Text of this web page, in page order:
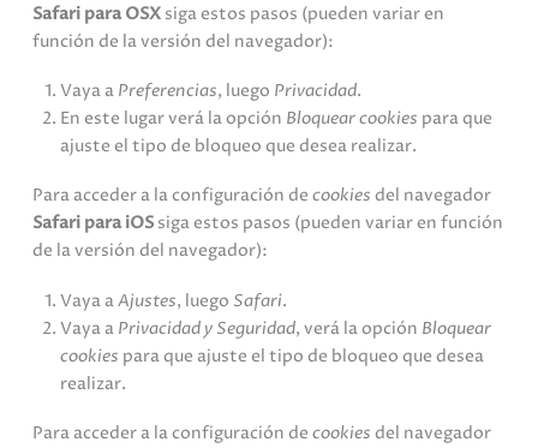
Safari para OSXsiga estos pasos (pueden variar en
función de la versión del navegador):
Vaya a Preferencias, luego Privacidad.
En este lugar verá la opción Bloquear cookies para que
ajuste el tipo de bloqueo que desea realizar.
Para acceder a la configuración de cookies del navegador
Safari para iOSsiga estos pasos (pueden variar en función
de la versión del navegador):
Vaya aAjustes, luego Safari.
Vaya a Privacidad y Seguridad, verá la opción Bloquear
cookies para que ajuste el tipo de bloqueo que desea
realizar.
Para acceder a la configuración de cookies del navegador